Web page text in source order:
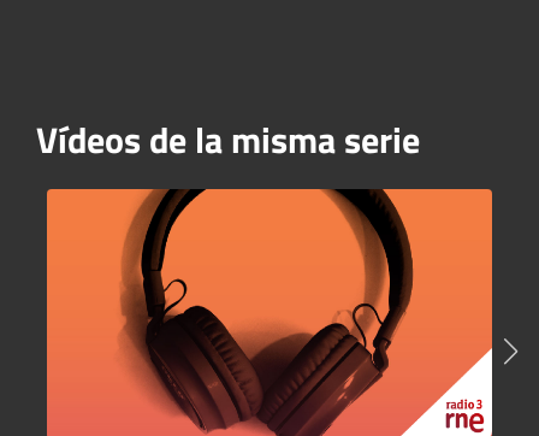
Vídeos de la misma serie